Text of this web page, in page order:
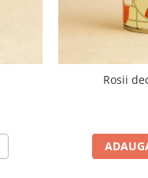
Rosii